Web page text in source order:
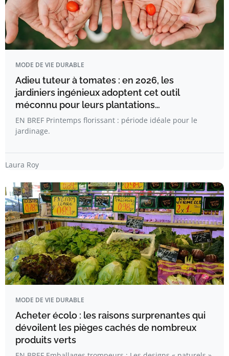
MODE DE VIE DURABLE
Adieu tuteur à tomates : en 2026, les
jardiniers ingénieux adoptent cet outil
méconnu pour leurs plantations…
EN BREF Printemps florissant : période idéale pour le
jardinage.
Laura Roy
MODE DE VIE DURABLE
Acheter écolo : les raisons surprenantes qui
dévoilent les pièges cachés de nombreux
produits verts